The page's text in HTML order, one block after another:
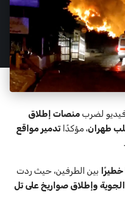
لضرب منصات إطلاق
طهران، مؤكدًا تدمير مواقع
.
بين الطرفين، حيث ردت
وإطلاق صواريخ على تل